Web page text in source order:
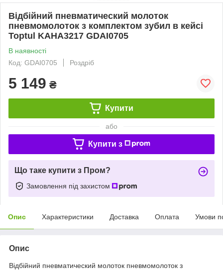
Відбійний пневматический молоток
пневмомолоток з комплектом зубил в кейсі
Toptul KAHA3217 GDAI0705
В наявності
Код: GDAI0705
Роздріб
5 149 ₴
Купити
або
Купити з
Що таке купити з Пром?
Замовлення під захистом
Опис Характеристики Доставка Оплата Умови
Опис
Відбійний пневматический молоток пневмомолоток з